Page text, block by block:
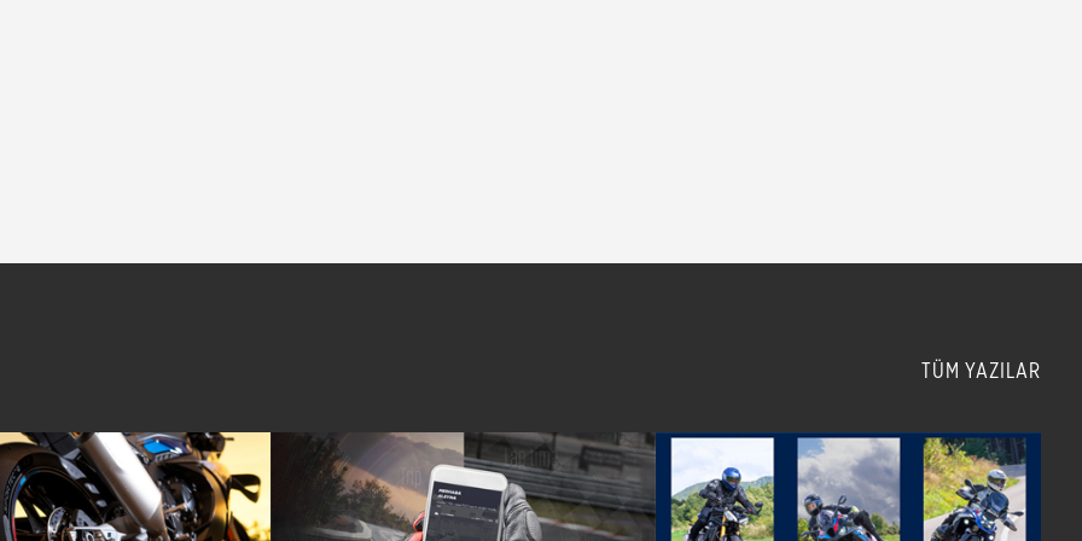
TÜM YAZILAR